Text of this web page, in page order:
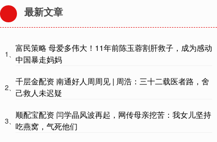
最新文章
1、
富民策略 母爱多伟大！11年前陈玉蓉割肝救子，成为感动
中国暴走妈妈
2、
千层金配资 南通好人周周见 | 周浩：三十二载医者路，舍
己救人未迟疑
3、
顺配宝配资 闫学晶风波再起，网传母亲挖苦：我女儿坚持
吃燕窝，气死他们